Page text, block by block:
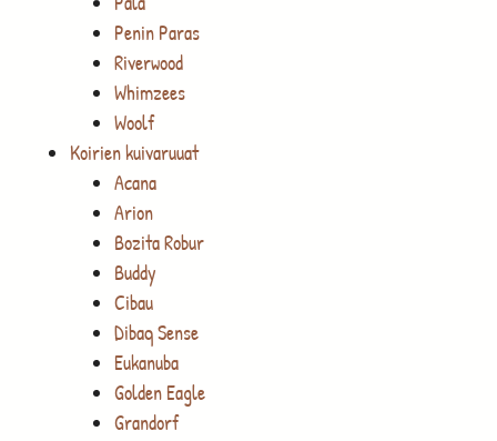
Penin Paras
Riverwood
Whimzees
Woolf
Koirien kuivaruuat
Acana
Arion
Bozita Robur
Buddy
Cibau
Dibaq Sense
Eukanuba
Golden Eagle
Grandorf